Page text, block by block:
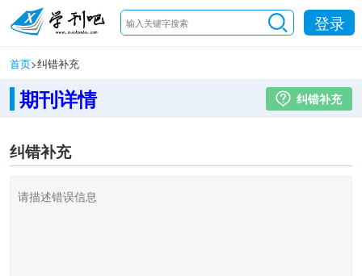
登录
首页>纠错补充
期刊详情 纠错补充
纠错补充